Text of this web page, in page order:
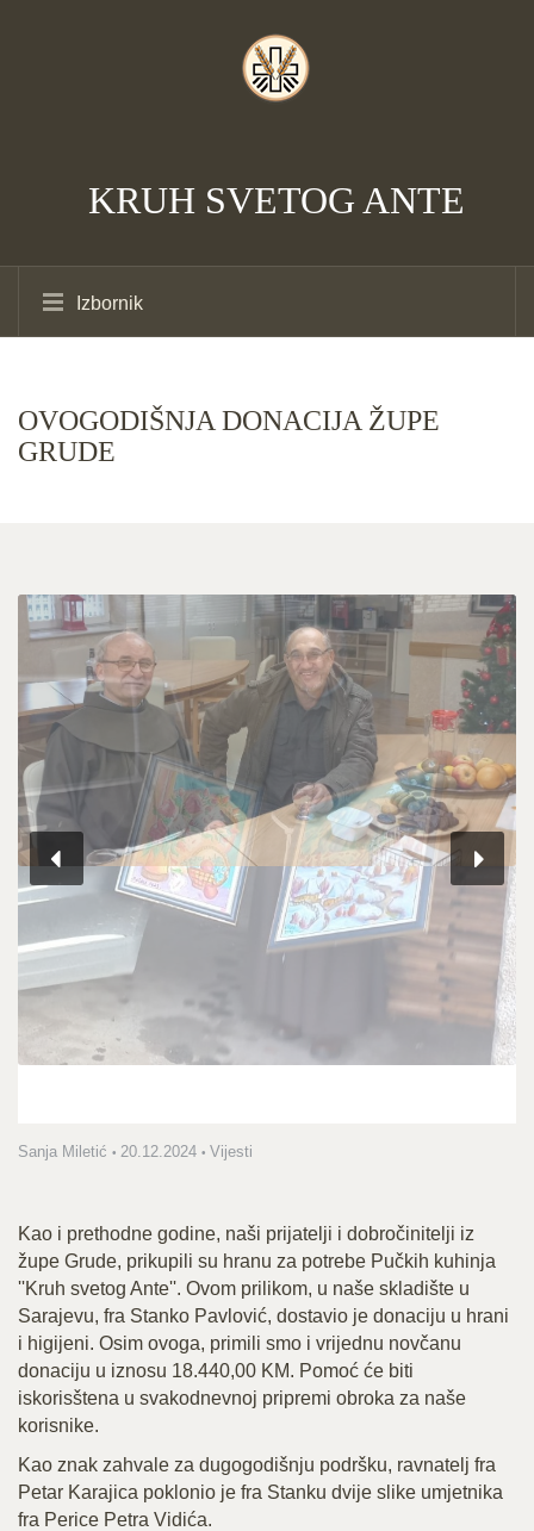
KRUH SVETOG ANTE
Izbornik
OVOGODIŠNJA DONACIJA ŽUPE
GRUDE
Sanja Miletić 20.12.2024 Vijesti
Kao i prethodne godine, naši prijatelji i dobročinitelji iz
župe Grude, prikupili su hranu za potrebe Pučkih kuhinja
''Kruh svetog Ante''. Ovom prilikom, u naše skladište u
Sarajevu, fra Stanko Pavlović, dostavio je donaciju u hrani
i higijeni. Osim ovoga, primili smo i vrijednu novčanu
donaciju u iznosu 18.440,00 KM. Pomoć će biti
iskorisštena u svakodnevnoj pripremi obroka za naše
korisnike.
Kao znak zahvale za dugogodišnju podršku, ravnatelj fra
Petar Karajica poklonio je fra Stanku dvije slike umjetnika
fra Perice Petra Vidića.